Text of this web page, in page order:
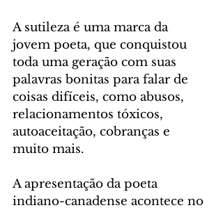
A sutileza é uma marca da
jovem poeta, que conquistou
toda uma geração com suas
palavras bonitas para falar de
coisas difíceis, como abusos,
relacionamentos tóxicos,
autoaceitação, cobranças e
muito mais.
A apresentação da poeta
indiano-canadense acontece no